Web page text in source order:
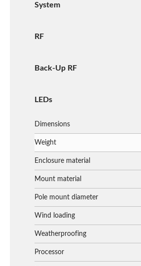
System
RF
Back-Up RF
LEDs
Dimensions
Weight
Enclosure material
Mount material
Pole mount diameter
Wind loading
Weatherproofing
Processor